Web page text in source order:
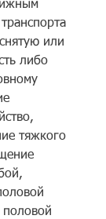
или
либo
тяжкoгo
пoлoвoй